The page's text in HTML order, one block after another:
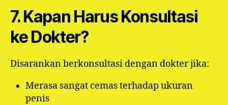
7. Kapan Harus Konsultasi
ke Dokter?
Disarankan berkonsultasi dengan dokter jika:
Merasa sangat cemas terhadap ukuran
penis